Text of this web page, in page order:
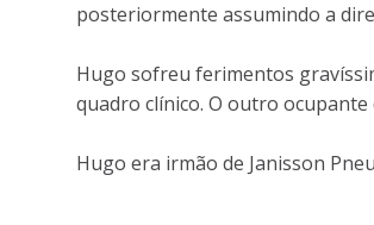
posteriormente assumindo a
Hugo sofreu ferimentos
quadro clínico. O outro
Hugo era irmão de Janisson